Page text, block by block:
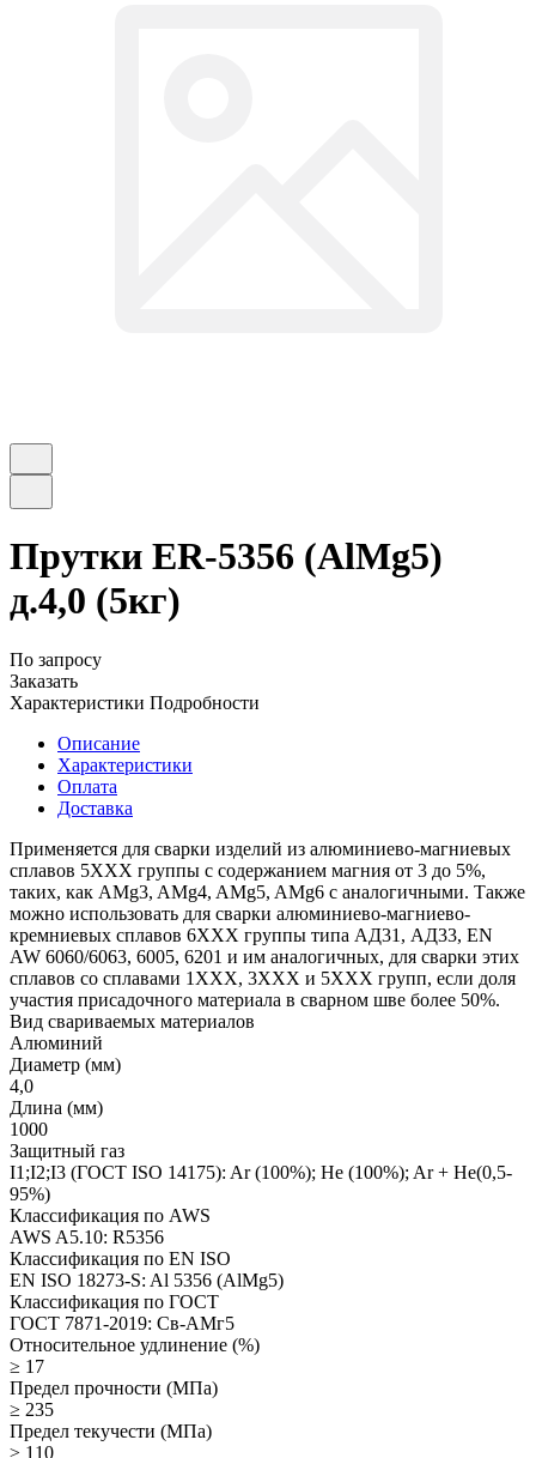
Прутки ER-5356 (AlMg5)
д.4,0 (5кг)
По запросу
Заказать
Характеристики Подробности
Описание
Характеристики
Оплата
Доставка
Применяется для сварки изделий из алюминиево-магниевых
сплавов 5ХХХ группы с содержанием магния от 3 до 5%,
таких, как AMg3, AMg4, AMg5, AMg6 с аналогичными. Также
можно использовать для сварки алюминиево-магниево-
кремниевых сплавов 6ХХХ группы типа АД31, АД33, EN
AW 6060/6063, 6005, 6201 и им аналогичных, для сварки этих
сплавов со сплавами 1ХХХ, 3ХХХ и 5ХХХ групп, если доля
участия присадочного материала в сварном шве более 50%.
Вид свариваемых материалов
Алюминий
Диаметр (мм)
4,0
Длина (мм)
1000
Защитный газ
I1;I2;I3 (ГОСТ ISO 14175): Ar (100%); He (100%); Ar + He(0,5-
95%)
Классификация по AWS
AWS A5.10: R5356
Классификация по EN ISO
EN ISO 18273-S: Al 5356 (AlMg5)
Классификация по ГОСТ
ГОСТ 7871-2019: Св-АМг5
Относительное удлинение (%)
≥ 17
Предел прочности (МПа)
≥ 235
Предел текучести (МПа)
≥ 110